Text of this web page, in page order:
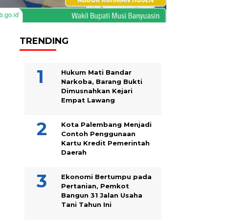
TRENDING
Hukum Mati Bandar
Narkoba, Barang Bukti
Dimusnahkan Kejari
Empat Lawang
Kota Palembang Menjadi
Contoh Penggunaan
Kartu Kredit Pemerintah
Daerah
Ekonomi Bertumpu pada
Pertanian, Pemkot
Bangun 31 Jalan Usaha
Tani Tahun Ini